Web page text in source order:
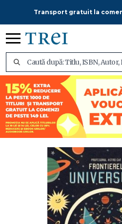
Transport gratuit la